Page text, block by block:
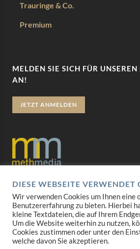
Trauringe & Co.
Premium
MELDEN SIE SICH FÜR UNSEREN
AN!
JETZT ANMELDEN
Datenschutz
Impressum
AGB
Mediadaten
DIESE WEBSEITE VERWENDET
Wir verwenden Cookies um Ihnen eine
Benutzererfahrung zu bieten. Hierbei
kleine Textdateien, die auf Ihrem
Um die Website weiterhin zu nutzen,
Cookies zustimmen oder unter den
welche davon Sie akzeptieren.